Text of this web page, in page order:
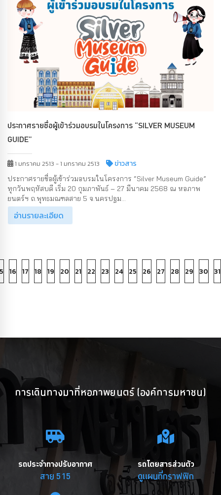
ประกาศรายชื่อผู้เข้าร่วมอบรมในโครงการ “SILVER MUSEUM
GUIDE”
1 มกราคม 2513 - 1 มกราคม 2513 ข่าวสาร
ประกาศรายชื่อผู้เข้าร่วมอบรมในโครงการ “Silver Museum Guide”
ทุกวันพฤหัสบดี เริ่ม 20 กุมภาพันธ์ – 27 มีนาคม 2568 ณ หอภาพ
ยนตร์ฯ ถ.พุทธมณฑลสาย 5 จ.นครปฐม...
อ่านรายละเอียด
16 17 18 19 20 21 22 23 24 25 26 27 28 29 30 31
การเดินทางมาที่หอภาพยนตร์ (องค์การมหาชน)
รถประจำทางปรับอากาศ
สาย 515
รถโดยสารส่วนตัว
ดูแผนที่กราฟฟิก